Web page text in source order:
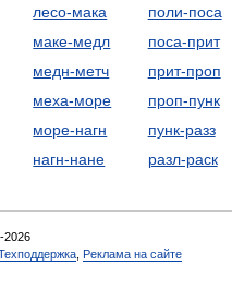
лесо-мака
маке-медл
медн-метч
меха-море
море-нагн
нагн-нане
поли-поса
поса-прит
прит-проп
проп-пунк
пунк-разз
разл-раск
2026
Реклама на сайте